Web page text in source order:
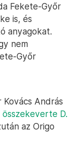
Fekete-Győr
is, és
anyagokat.
nem
Győr
András
összekeverte D.
az Origo